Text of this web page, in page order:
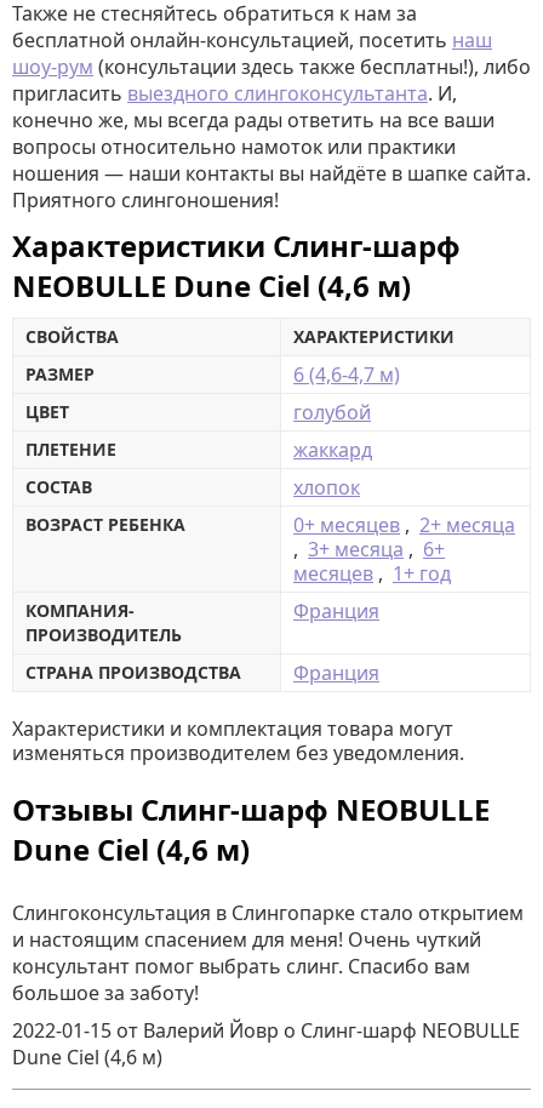
Также не стесняйтесь обратиться к нам за
бесплатной онлайн-консультацией, посетить наш
шоу-рум (консультации здесь также бесплатны!), либо
пригласить выездного слингоконсультанта. И,
конечно же, мы всегда рады ответить на все ваши
вопросы относительно намоток или практики
ношения — наши контакты вы найдёте в шапке сайта.
Приятного слингоношения!
Характеристики Слинг-шарф
NEOBULLE Dune Сiel (4,6 м)
СВОЙСТВА
ХАРАКТЕРИСТИКИ
РАЗМЕР
6 (4,6-4,7 м)
ЦВЕТ голубой
ПЛЕТЕНИЕ жаккард
СОСТАВ хлопок
ВОЗРАСТ РЕБЕНКА 0+ месяцев , 2+ месяца
, 3+ месяца , 6+
месяцев , 1+ год
КОМПАНИЯ-
ПРОИЗВОДИТЕЛЬ
Франция
СТРАНА ПРОИЗВОДСТВА Франция
Характеристики и комплектация товара могут
изменяться производителем без уведомления.
Отзывы Слинг-шарф NEOBULLE
Dune Сiel (4,6 м)
Слингоконсультация в Слингопарке стало открытием
и настоящим спасением для меня! Очень чуткий
консультант помог выбрать слинг. Спасибо вам
большое за заботу!
2022-01-15 от Валерий Йовр о Слинг-шарф NEOBULLE
Dune Сiel (4,6 м)